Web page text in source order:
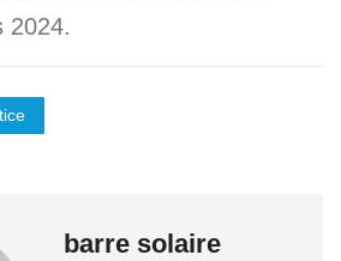
2024.
barre solaire